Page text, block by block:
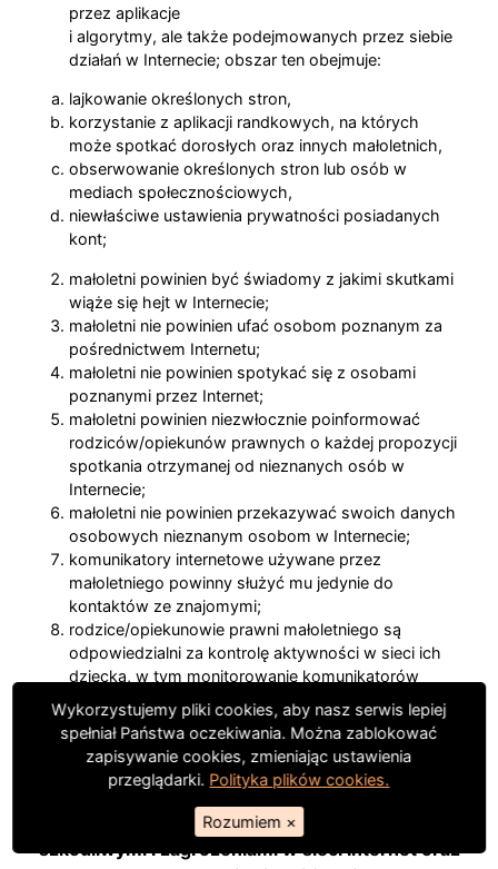
Wykorzystujemy pliki cookies, aby nasz serwis lepiej
spełniał Państwa oczekiwania. Można zablokować
zapisywanie cookies, zmieniając ustawienia
przeglądarki. Polityka plików cookies.
Rozumiem ×
przez aplikacje
i algorytmy, ale także podejmowanych przez siebie
działań w Internecie; obszar ten obejmuje:
lajkowanie określonych stron,
korzystanie z aplikacji randkowych, na których
może spotkać dorosłych oraz innych małoletnich,
obserwowanie określonych stron lub osób w
mediach społecznościowych,
niewłaściwe ustawienia prywatności posiadanych
kont;
małoletni powinien być świadomy z jakimi skutkami
wiąże się hejt w Internecie;
małoletni nie powinien ufać osobom poznanym za
pośrednictwem Internetu;
małoletni nie powinien spotykać się z osobami
poznanymi przez Internet;
małoletni powinien niezwłocznie poinformować
rodziców/opiekunów prawnych o każdej propozycji
spotkania otrzymanej od nieznanych osób w
Internecie;
małoletni nie powinien przekazywać swoich danych
osobowych nieznanym osobom w Internecie;
komunikatory internetowe używane przez
małoletniego powinny służyć mu jedynie do
kontaktów ze znajomymi;
rodzice/opiekunowie prawni małoletniego są
odpowiedzialni za kontrolę aktywności w sieci ich
dziecka, w tym monitorowanie komunikatorów
internetowych używanych przez ich dziecko.
Rozdział X
Procedury ochrony małoletnich przed treściami
szkodliwymi i zagrożeniami w sieci Internet oraz